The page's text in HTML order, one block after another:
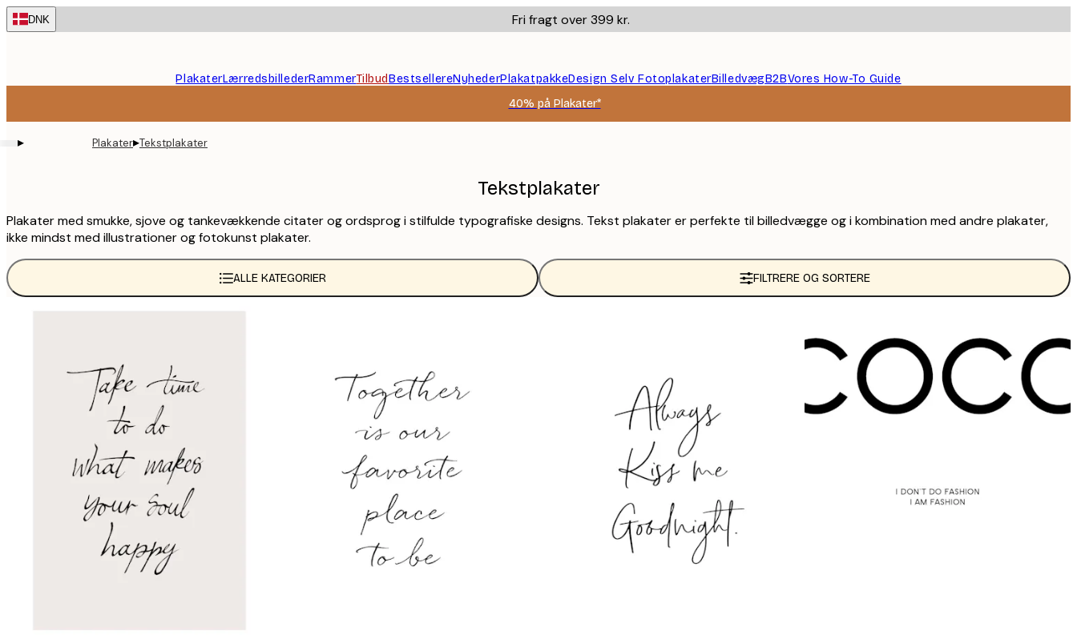
Skip
to
DNK Fri fragt over 399 kr.
PlakaterLærredsbillederRammerTilbudBestsellereNyhederPlakatpakkeDesign Selv FotoplakaterBilledvægB2BVores How-To Guide
40% på Plakater*
▸ Plakater▸Tekstplakater
Tekstplakater
Plakater med smukke, sjove og tankevækkende citater og ordsprog i stilfulde typografiske designs. Tekst plakater er perfekte til billedvægge og i kombination med andre plakater,
ikke mindst med illustrationer og fotokunst plakater.
ALLE KATEGORIER FILTRERE OG SORTERE